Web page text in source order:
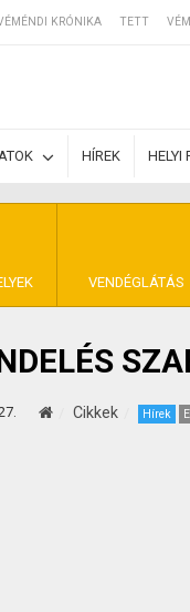
KRÓNIKA TETT
HÍREK HELYI
VENDÉGLÁTÁS
Cikkek Hírek